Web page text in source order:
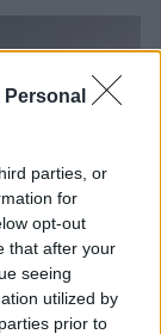
parties, or
for
opt-out
that after your
seeing
utilized by
prior to
Παυσίλυπο
- Θετικά τα